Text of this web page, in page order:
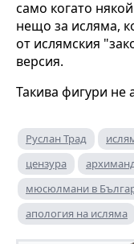
само когато
нещо за исляма,
от ислямския
версия.
Такива фигури не
Руслан Трад
цензура
мюсюлмани в
апология на исляма